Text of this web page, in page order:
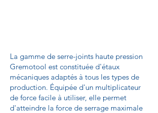
La gamme de serre-joints haute pression
Gremotool est constituée d'étaux
mécaniques adaptés à tous les types de
production. Équipée d'un multiplicateur
de force facile à utiliser, elle permet
d'atteindre la force de serrage maximale